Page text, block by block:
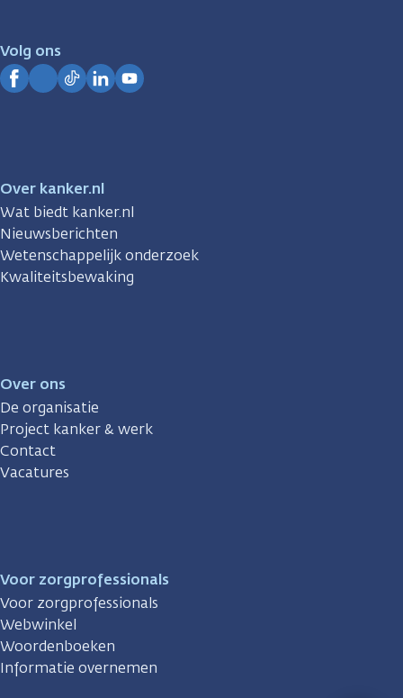
Volg ons
Over kanker.nl
Wat biedt kanker.nl
Nieuwsberichten
Wetenschappelijk onderzoek
Kwaliteitsbewaking
Over ons
De organisatie
Project kanker & werk
Contact
Vacatures
Voor zorgprofessionals
Voor zorgprofessionals
Webwinkel
Woordenboeken
Informatie overnemen